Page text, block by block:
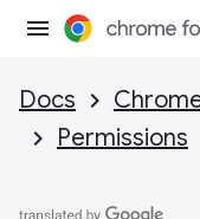
Docs
Permissions